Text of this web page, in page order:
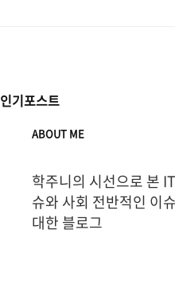
인기포스트
ABOUT ME
학주니의 시선으로 본
슈와 사회 전반적인 이
대한 블로그